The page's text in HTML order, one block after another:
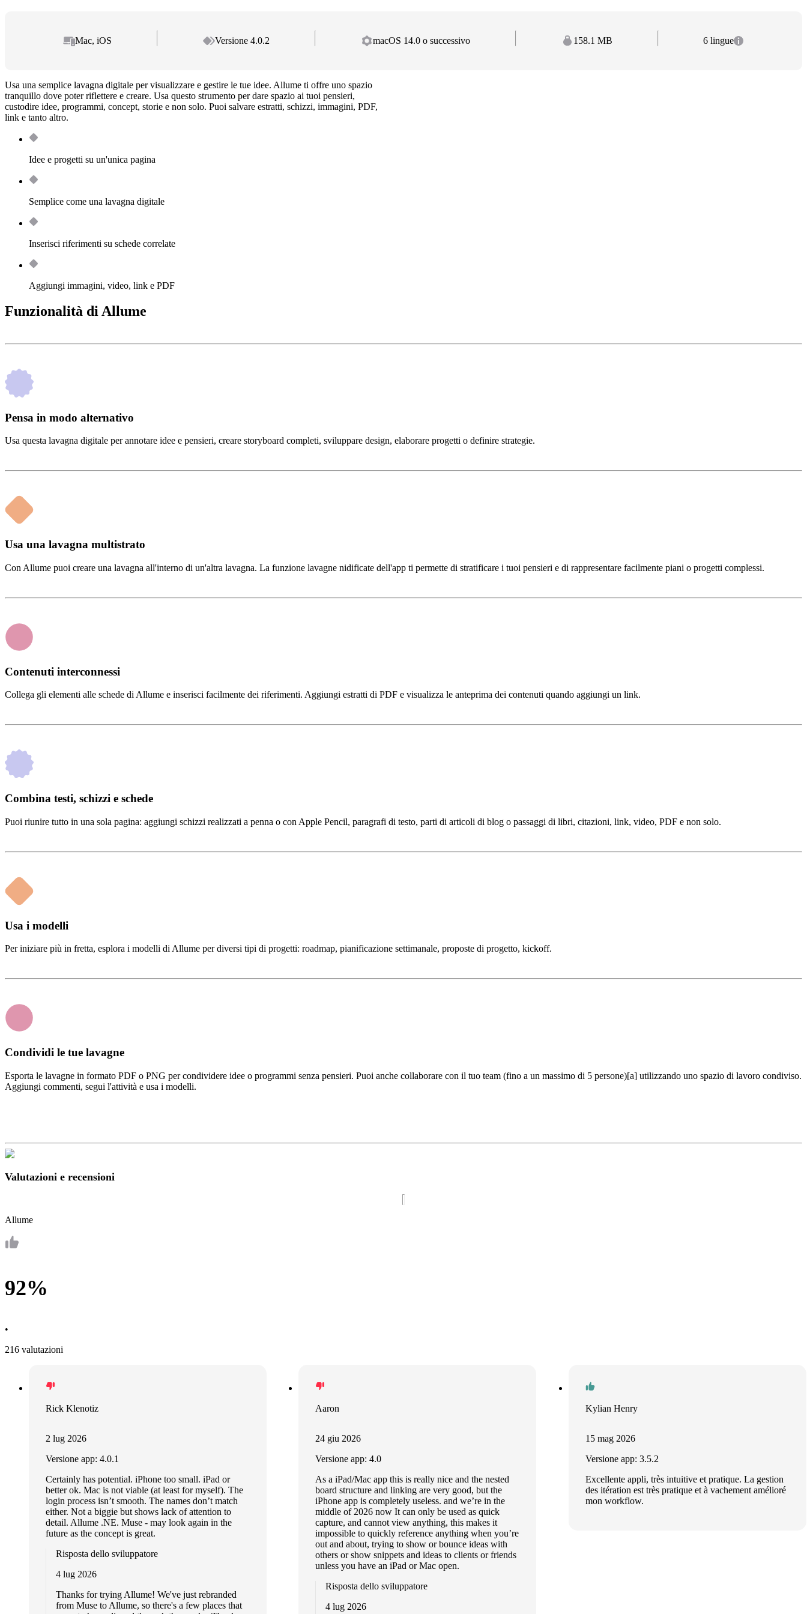
Mac, iOS Versione 4.0.2 macOS 14.0 o successivo 158.1 MB 6 lingue
Usa una semplice lavagna digitale per visualizzare e gestire le tue idee. Allume ti offre uno spazio
tranquillo dove poter riflettere e creare. Usa questo strumento per dare spazio ai tuoi pensieri,
custodire idee, programmi, concept, storie e non solo. Puoi salvare estratti, schizzi, immagini, PDF,
link e tanto altro.
Idee e progetti su un'unica pagina
Semplice come una lavagna digitale
Inserisci riferimenti su schede correlate
Aggiungi immagini, video, link e PDF
Funzionalità di Allume
Pensa in modo alternativo
Usa questa lavagna digitale per annotare idee e pensieri, creare storyboard completi, sviluppare design, elaborare progetti o definire strategie.
Usa una lavagna multistrato
Con Allume puoi creare una lavagna all'interno di un'altra lavagna. La funzione lavagne nidificate dell'app ti permette di stratificare i tuoi pensieri e di rappresentare facilmente piani o progetti complessi.
Contenuti interconnessi
Collega gli elementi alle schede di Allume e inserisci facilmente dei riferimenti. Aggiungi estratti di PDF e visualizza le anteprima dei contenuti quando aggiungi un link.
Combina testi, schizzi e schede
Puoi riunire tutto in una sola pagina: aggiungi schizzi realizzati a penna o con Apple Pencil, paragrafi di testo, parti di articoli di blog o passaggi di libri, citazioni, link, video, PDF e non solo.
Usa i modelli
Per iniziare più in fretta, esplora i modelli di Allume per diversi tipi di progetti: roadmap, pianificazione settimanale, proposte di progetto, kickoff.
Condividi le tue lavagne
Esporta le lavagne in formato PDF o PNG per condividere idee o programmi senza pensieri. Puoi anche collaborare con il tuo team (fino a un massimo di 5 persone)[a] utilizzando uno spazio di lavoro condiviso.
Aggiungi commenti, segui l'attività e usa i modelli.
Valutazioni e recensioni
Allume
92%
•
216 valutazioni
Rick Klenotiz
2 lug 2026
Versione app: 4.0.1
Certainly has potential. iPhone too small. iPad or
better ok. Mac is not viable (at least for myself). The
login process isn’t smooth. The names don’t match
either. Not a biggie but shows lack of attention to
detail. Allume .NE. Muse - may look again in the
future as the concept is great.
Risposta dello sviluppatore
4 lug 2026
Thanks for trying Allume! We've just rebranded
from Muse to Allume, so there's a few places that
Aaron
24 giu 2026
Versione app: 4.0
As a iPad/Mac app this is really nice and the nested
board structure and linking are very good, but the
iPhone app is completely useless. and we’re in the
middle of 2026 now It can only be used as quick
capture, and cannot view anything, this makes it
impossible to quickly reference anything when you’re
out and about, trying to show or bounce ideas with
others or show snippets and ideas to clients or friends
unless you have an iPad or Mac open.
Risposta dello sviluppatore
4 lug 2026
Kylian Henry
15 mag 2026
Versione app: 3.5.2
Excellente appli, très intuitive et pratique. La gestion
des itération est très pratique et à vachement amélioré
mon workflow.